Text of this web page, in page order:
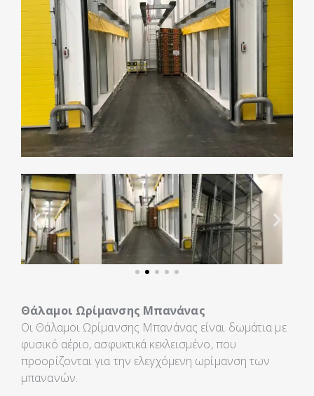
Θάλαμοι Ωρίμανσης Μπανάνας
Οι Θάλαμοι Ωρίμανσης Μπανάνας είναι δωμάτια με
φυσικό αέριο, ασφυκτικά κεκλεισμένο, που
προορίζονται για την ελεγχόμενη ωρίμανση των
μπανανών.